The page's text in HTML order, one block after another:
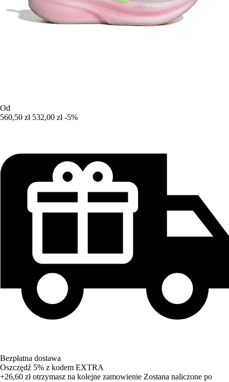
Od
560,50 zł 532,00 zł -5%
Bezpłatna dostawa
Oszczędź 5% z kodem EXTRA
+26,60 złotrzymasz na kolejne zamowienie Zostana naliczone po